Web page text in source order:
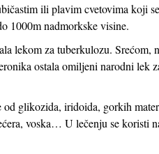
ili plavim cvetovima koji
1000m nadmorkske visine.
lekom za tuberkulozu.
ostala omiljeni narodni lek
glikozida, iridoida, gorkih
voska… U lečenju se koristi